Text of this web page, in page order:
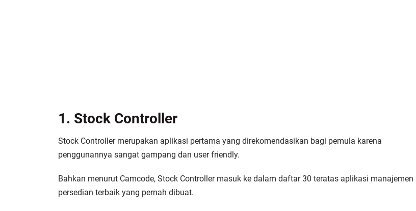
1. Stock Controller
Stock Controller merupakan aplikasi pertama yang direkomendasikan bagi pemula karena
penggunannya sangat gampang dan user friendly.
Bahkan menurut Camcode, Stock Controller masuk ke dalam daftar 30 teratas aplikasi manajemen
persedian terbaik yang pernah dibuat.